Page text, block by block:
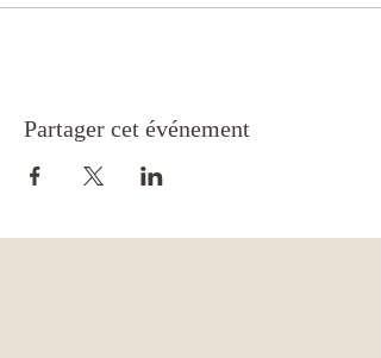
Partager cet événement